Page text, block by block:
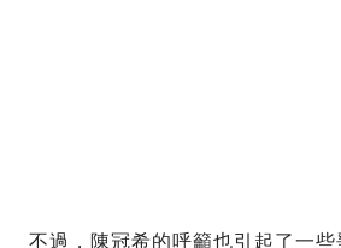
不過，陳冠希的呼籲也引起了一